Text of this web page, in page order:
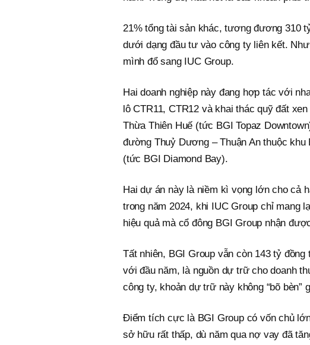
21% tổng tài sản khác, tương đương 310
dưới dạng đầu tư vào công ty liên kết.
mình đổ sang IUC Group.
Hai doanh nghiệp này đang hợp tác với
lô CTR11, CTR12 và khai thác quỹ đất
Thừa Thiên Huế (tức BGI Topaz
đường Thuỷ Dương – Thuận An thuộc
(tức BGI Diamond Bay).
Hai dự án này là niềm kì vọng lớn cho cả
trong năm 2024, khi IUC Group chỉ mang
hiệu quả mà cổ đông BGI Group nhận
Tất nhiên, BGI Group vẫn còn 143 tỷ
với đầu năm, là nguồn dự trữ cho doanh
công ty, khoản dự trữ này không “bõ bèn”
Điểm tích cực là BGI Group có vốn chủ
sở hữu rất thấp, dù năm qua nợ vay đã